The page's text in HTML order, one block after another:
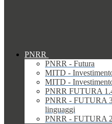
PNRR
PNRR - Futura
MITD -
MITD -
PNRR FUTURA
PNRR - FUTURA
linguaggi
PNRR - FUTURA